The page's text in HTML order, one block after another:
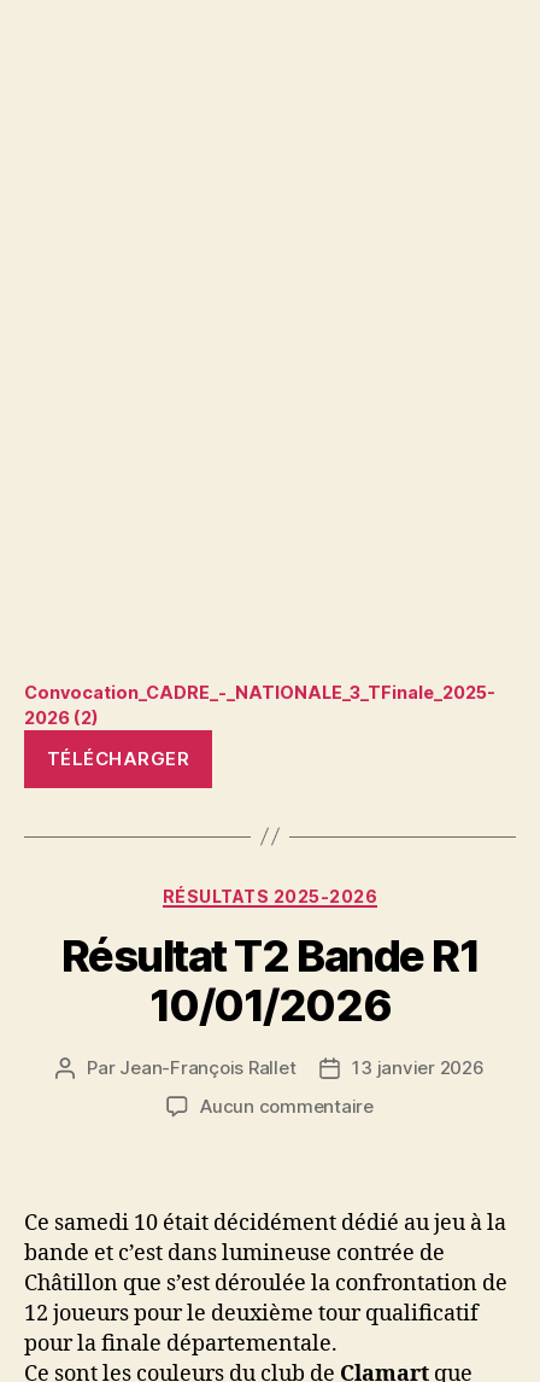
Convocation_CADRE_-_NATIONALE_3_TFinale_2025-
2026 (2)
TÉLÉCHARGER
Catégories
RÉSULTATS 2025-2026
Résultat T2 Bande R1
10/01/2026
Auteur
Par Jean-François Rallet
Date
de
13 janvier 2026
Aucun commentairesur
R1
10/01/2026
Ce samedi 10 était décidément dédié au jeu à la
bande et c’est dans lumineuse contrée de
Châtillon que s’est déroulée la confrontation de
12 joueurs pour le deuxième tour qualificatif
pour la finale départementale.
Ce sont les couleurs du club de Clamart que